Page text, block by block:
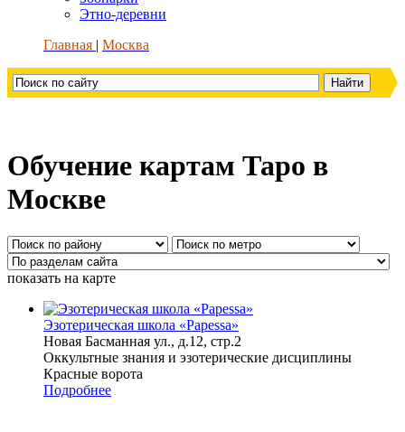
Этно-деревни
Главная
Москва
Обучение картам Таро в
Москве
показать на карте
Эзотерическая школа «Papessa»
Новая Басманная ул., д.12, стр.2
Оккультные знания и эзотерические дисциплины
Красные ворота
Подробнее